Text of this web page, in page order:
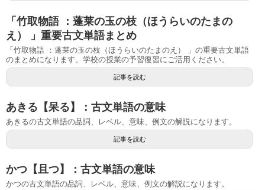
「竹取物語 ：蓬莱の玉の枝（ほうらいのたまの
え） 」重要古文単語まとめ
「竹取物語 ：蓬莱の玉の枝（ほうらいのたまのえ） 」の重要古文単語
のまとめになります。学校の授業の予習復習にご活用ください。
記事を読む
あきる【呆る】：古文単語の意味
あきるの古文単語の品詞、レベル、意味、例文の解説になります。
記事を読む
かつ【且つ】：古文単語の意味
かつの古文単語の品詞、レベル、意味、例文の解説になります。